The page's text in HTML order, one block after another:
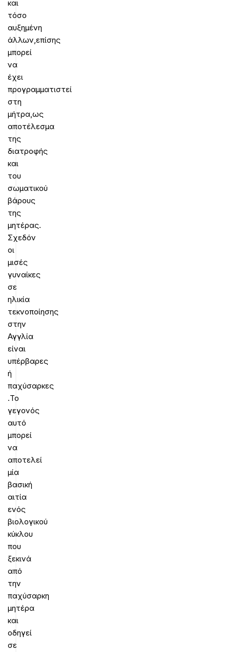
και
τόσο
αυξημένη
άλλων,επίσης
μπορεί
να
έχει
προγραμματιστεί
στη
μήτρα,ως
αποτέλεσμα
της
διατροφής
και
του
σωματικού
βάρους
της
μητέρας.
Σχεδόν
οι
μισές
γυναίκες
σε
ηλικία
τεκνοποίησης
στην
Αγγλία
είναι
υπέρβαρες
ή
παχύσαρκες
.Το
γεγονός
αυτό
μπορεί
να
αποτελεί
μία
βασική
αιτία
ενός
βιολογικού
κύκλου
που
ξεκινά
από
την
παχύσαρκη
μητέρα
και
οδηγεί
σε